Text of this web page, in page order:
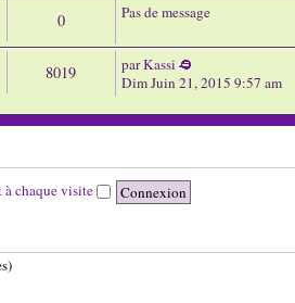
0 Pas de message
8019 parKassi
Dim Juin 21, 2015 9:57 am
à chaque visite